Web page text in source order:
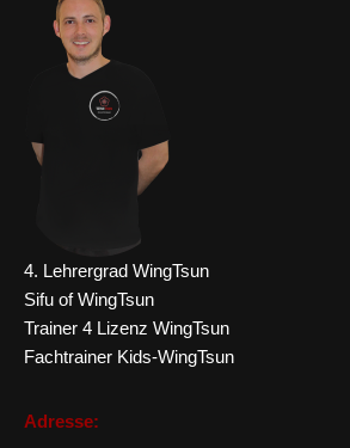
4. Lehrergrad WingTsun
Sifu of WingTsun
Trainer 4 Lizenz WingTsun
Fachtrainer Kids-WingTsun
Adresse: